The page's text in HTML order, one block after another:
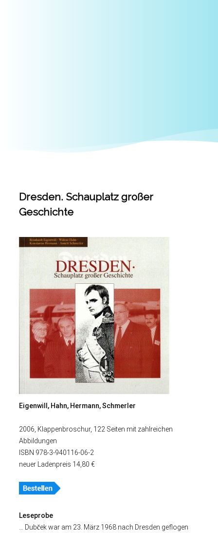
Dresden. Schauplatz großer
Geschichte
Eigenwill, Hahn, Hermann, Schmerler
2006, Klappenbroschur, 122 Seiten mit zahlreichen
Abbildungen
ISBN 978-3-940116-06-2
neuer Ladenpreis 14,80 €
Leseprobe
… Dubček war am 23. März 1968 nach Dresden geflogen